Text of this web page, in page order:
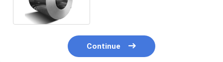
Continue